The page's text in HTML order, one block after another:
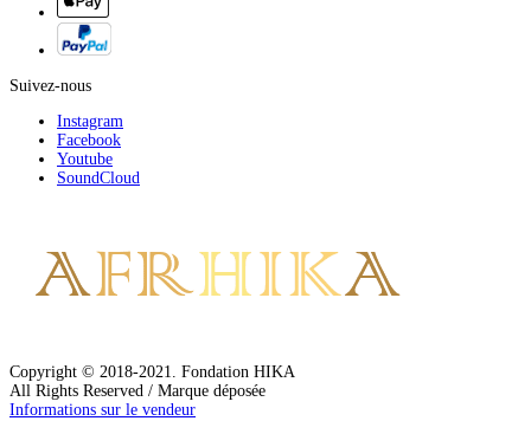
Suivez-nous
Instagram
Facebook
Youtube
SoundCloud
Copyright © 2018-2021. Fondation HIKA
All Rights Reserved / Marque déposée
Informations sur le vendeur